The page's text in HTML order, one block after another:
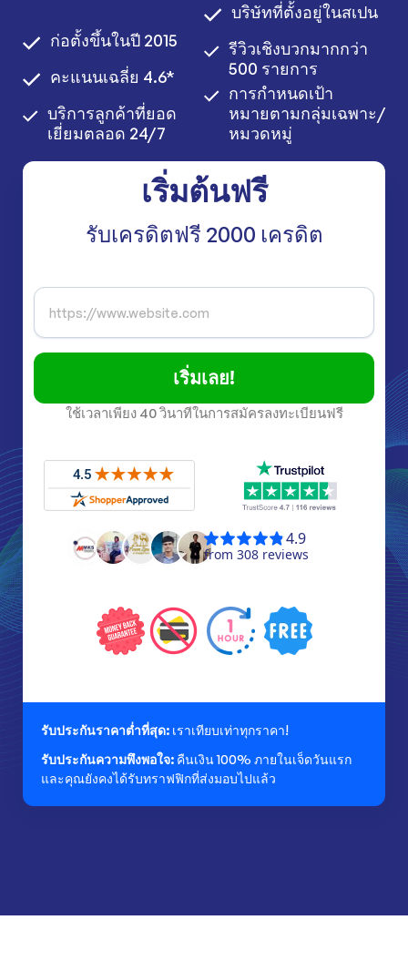
ก่อตั้งขึ้นในปี 2015
คะแนนเฉลี่ย 4.6*
บริการลูกค้าที่ยอด
เยี่ยมตลอด 24/7
บริษัทที่ตั้งอยู่ในสเปน
รีวิวเชิงบวกมากกว่า
500 รายการ
การกำหนดเป้า
หมายตามกลุ่มเฉพาะ/
หมวดหมู่
เริ่มต้นฟรี
รับเครดิตฟรี 2000 เครดิต
เริ่มเลย!
ใช้เวลาเพียง 40 วินาทีในการสมัครลงทะเบียนฟรี
รับประกันราคาต่ำที่สุด: เราเทียบเท่าทุกราคา!
รับประกันความพึงพอใจ: คืนเงิน 100% ภายในเจ็ดวันแรก
และคุณยังคงได้รับทราฟฟิกที่ส่งมอบไปแล้ว